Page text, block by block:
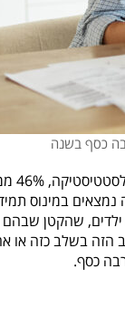
כסף בשנה
רבים
במינוס
הזה בשלב כזה
כסף.